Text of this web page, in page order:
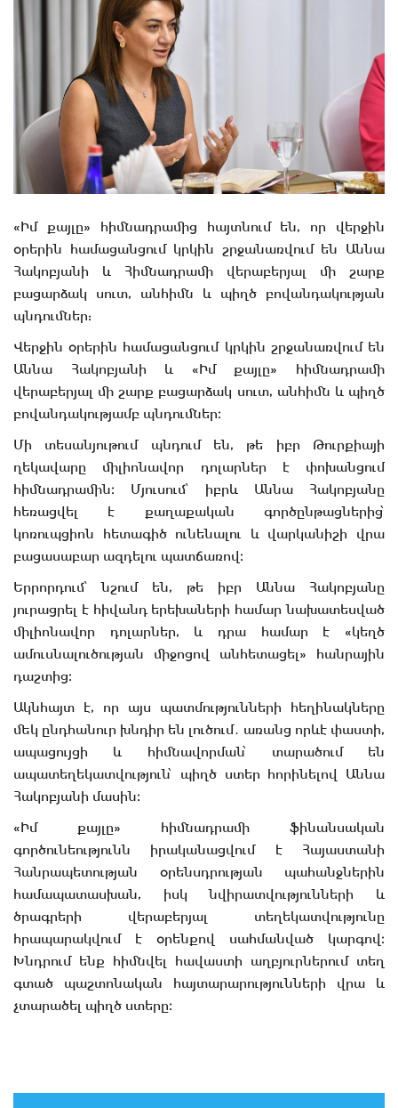
«Իմ քայլը» հիմնադրամից հայտնում են, որ վերջին
օրերին համացանցում կրկին շրջանառվում են Աննա
Հակոբյանի և Հիմնադրամի վերաբերյալ մի շարք
բացարձակ սուտ, անհիմն և պիղծ բովանդակության
պնդումներ:
Վերջին օրերին համացանցում կրկին շրջանառվում են
Աննա Հակոբյանի և «Իմ քայլը» հիմնադրամի
վերաբերյալ մի շարք բացարձակ սուտ, անհիմն և պիղծ
բովանդակությամբ պնդումներ։
Մի տեսանյութում պնդում են, թե իբր Թուրքիայի
ղեկավարը միլիոնավոր դոլարներ է փոխանցում
հիմնադրամին։ Մյուսում՝ իբրև Աննա Հակոբյանը
հեռացվել է քաղաքական գործընթացներից՝
կոռուպցիոն հետագիծ ունենալու և վարկանիշի վրա
բացասաբար ազդելու պատճառով։
Երրորդում՝ նշում են, թե իբր Աննա Հակոբյանը
յուրացրել է հիվանդ երեխաների համար նախատեսված
միլիոնավոր դոլարներ, և դրա համար է «կեղծ
ամուսնալուծության միջոցով անհետացել» հանրային
դաշտից։
Ակնհայտ է, որ այս պատմությունների հեղինակները
մեկ ընդհանուր խնդիր են լուծում․ առանց որևէ փաստի,
ապացույցի և հիմնավորման՝ տարածում են
ապատեղեկատվություն՝ պիղծ ստեր հորինելով Աննա
Հակոբյանի մասին։
«Իմ քայլը» հիմնադրամի ֆինանսական
գործունեությունն իրականացվում է Հայաստանի
Հանրապետության օրենսդրության պահանջներին
համապատասխան, իսկ նվիրատվությունների և
ծրագրերի վերաբերյալ տեղեկատվությունը
հրապարակվում է օրենքով սահմանված կարգով։
Խնդրում ենք հիմնվել հավաստի աղբյուրներում տեղ
գտած պաշտոնական հայտարարությունների վրա և
չտարածել պիղծ ստերը։